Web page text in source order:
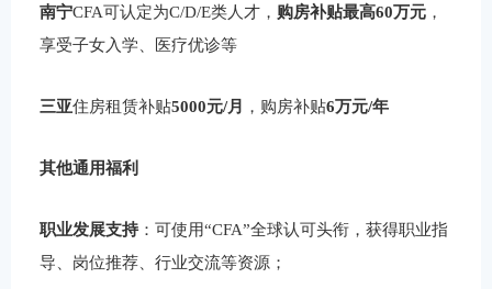
南宁CFA可认定为C/D/E类人才， 购房补贴最高60万元 ，
享受子女入学、医疗优诊等
三亚住房租赁补贴5000元/月 ，购房补贴6万元/年
其他通用福利
职业发展支持：可使用“CFA”全球认可头衔，获得职业指
导、岗位推荐、行业交流等资源；